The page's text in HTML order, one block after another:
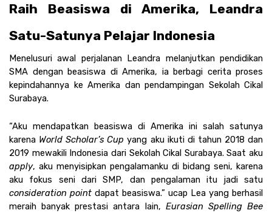
Raih Beasiswa di Amerika, Leandra
Satu-Satunya Pelajar Indonesia
Menelusuri awal perjalanan Leandra melanjutkan pendidikan
SMA dengan beasiswa di Amerika, ia berbagi cerita proses
kepindahannya ke Amerika dan pendampingan Sekolah Cikal
Surabaya.
“Aku mendapatkan beasiswa di Amerika ini salah satunya
karena World Scholar’s Cup yang aku ikuti di tahun 2018 dan
apply, aku menyisipkan pengalamanku di bidang seni, karena
consideration point dapat beasiswa.” ucap Lea yang berhasil
meraih banyak prestasi antara lain, Eurasian Spelling Bee